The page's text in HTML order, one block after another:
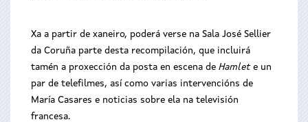
Xa a partir de xaneiro, poderá verse na Sala José Sellier
da Coruña parte desta recompilación, que incluirá
tamén a proxección da posta en escena de Hamlete un
par de telefilmes, así como varias intervencións de
María Casares e noticias sobre ela na televisión
francesa.